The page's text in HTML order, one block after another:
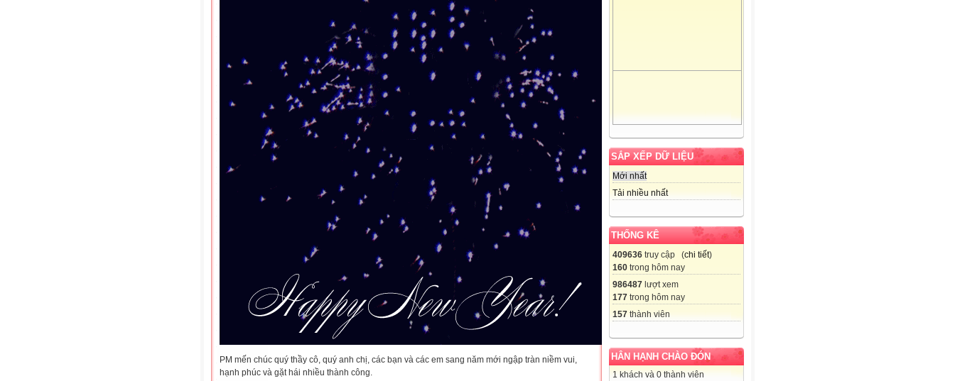
SẮP XẾP DỮ LIỆU
Mới nhất
Tải nhiều nhất
THỐNG KÊ
409636 truy cập (chi tiết)
160 trong hôm nay
986487 lượt xem
177 trong hôm nay
157 thành viên
HÂN HẠNH CHÀO ĐÓN
1 khách và 0 thành viên
PM mến chúc quý thầy cô, quý anh chị, các bạn và các em sang năm mới ngập tràn niềm vui,
hạnh phúc và gặt hái nhiều thành công.